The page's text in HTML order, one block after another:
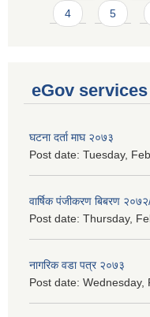
4 5
eGov services
घटना दर्ता माघ २०७३
Post date: Tuesday,
वार्षिक पंजीकरण बिबरण
Post date: Thursday,
नागरिक वडा पत्र २०७३
Post date: Wednesday,